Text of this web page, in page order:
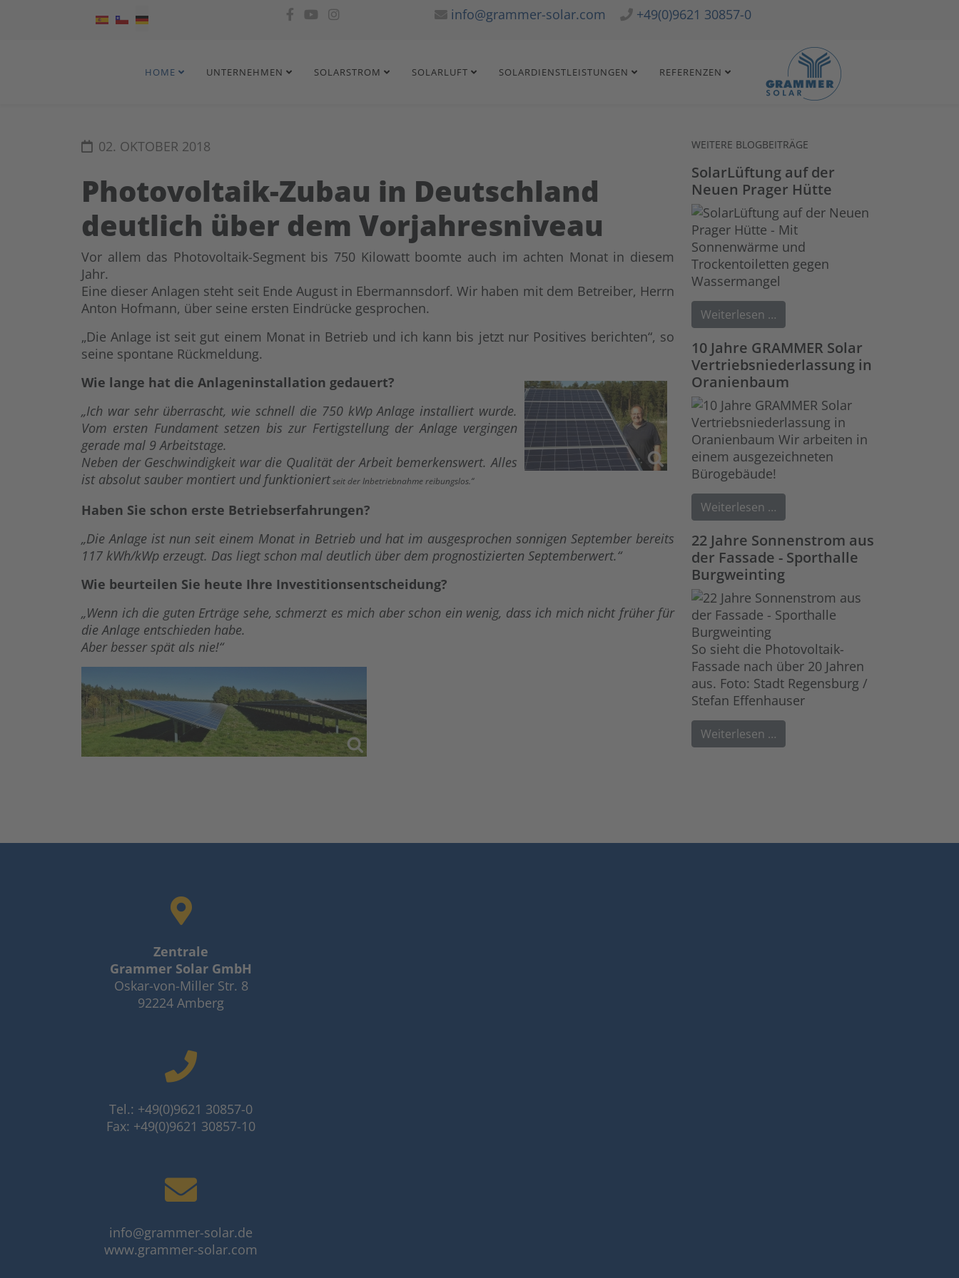
Sprache auswählen info@grammer-solar.com +49(0)9621 30857-0
HOME UNTERNEHMEN SOLARSTROM SOLARLUFT SOLARDIENSTLEISTUNGEN REFERENZEN
02. OKTOBER 2018
Photovoltaik-Zubau in Deutschland
deutlich über dem Vorjahresniveau
Vor allem das Photovoltaik-Segment bis 750 Kilowatt boomte auch im achten Monat in diesem
Jahr.
Eine dieser Anlagen steht seit Ende August in Ebermannsdorf. Wir haben mit dem Betreiber, Herrn
Anton Hofmann, über seine ersten Eindrücke gesprochen.
„Die Anlage ist seit gut einem Monat in Betrieb und ich kann bis jetzt nur Positives berichten“, so
seine spontane Rückmeldung.
Wie lange hat die Anlageninstallation gedauert?
„Ich war sehr überrascht, wie schnell die 750 kWp Anlage installiert wurde.
Vom ersten Fundament setzen bis zur Fertigstellung der Anlage vergingen
gerade mal 9 Arbeitstage.
Neben der Geschwindigkeit war die Qualität der Arbeit bemerkenswert. Alles
ist absolut sauber montiert und funktioniertseit der Inbetriebnahme reibungslos.“
Haben Sie schon erste Betriebserfahrungen?
„Die Anlage ist nun seit einem Monat in Betrieb und hat im ausgesprochen sonnigen September bereits
117 kWh/kWp erzeugt. Das liegt schon mal deutlich über dem prognostizierten Septemberwert.“
Wie beurteilen Sie heute Ihre Investitionsentscheidung?
„Wenn ich die guten Erträge sehe, schmerzt es mich aber schon ein wenig, dass ich mich nicht früher für
die Anlage entschieden habe.
Aber besser spät als nie!“
WEITERE BLOGBEITRÄGE
SolarLüftung auf der
Neuen Prager Hütte
Weiterlesen …
10 Jahre GRAMMER Solar
Vertriebsniederlassung in
Oranienbaum
Weiterlesen …
22 Jahre Sonnenstrom aus
der Fassade - Sporthalle
Burgweinting
So sieht die Photovoltaik-
Fassade nach über 20 Jahren
aus. Foto: Stadt Regensburg /
Stefan Effenhauser
Weiterlesen …
Zentrale
Grammer Solar GmbH
Oskar-von-Miller Str. 8
92224 Amberg
Tel.: +49(0)9621 30857-0
Fax: +49(0)9621 30857-10
info@grammer-solar.de
www.grammer-solar.com